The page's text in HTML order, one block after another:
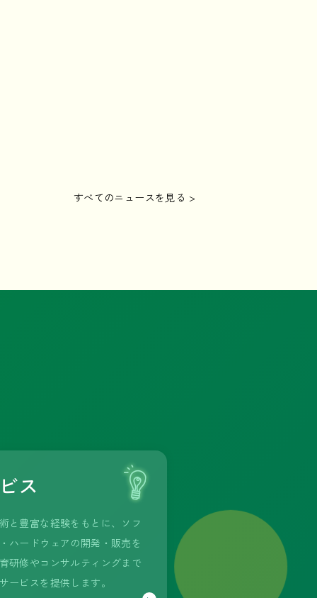
すべてのニュースを見る >
ス
と豊富な経験をもとに、ソフ
ハードウェアの開発・販売を
研修やコンサルティングまで
ービスを提供します。